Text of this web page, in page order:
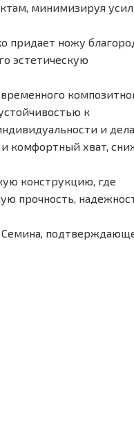
минимизируя
придает ножу
эстетическую
к
и
комфортный хват,
конструкцию, где
прочность,
Семина,